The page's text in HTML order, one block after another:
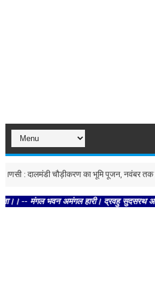
: दालमंडी चौड़ीकरण का भूमि पूजन, नवंबर तक बन
भवन अमंगल हारी। द्रवहु सुदसरथ अजिर